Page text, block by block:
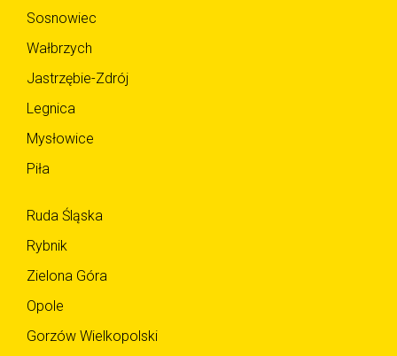
Sosnowiec
Wałbrzych
Jastrzębie-Zdrój
Legnica
Mysłowice
Piła
Ruda Śląska
Rybnik
Zielona Góra
Opole
Gorzów Wielkopolski